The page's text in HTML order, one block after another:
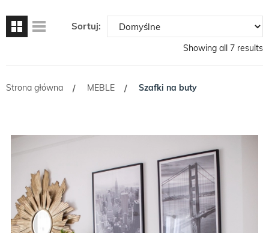
Sortuj:
Showing all 7 results
Strona główna / MEBLE / Szafki na buty